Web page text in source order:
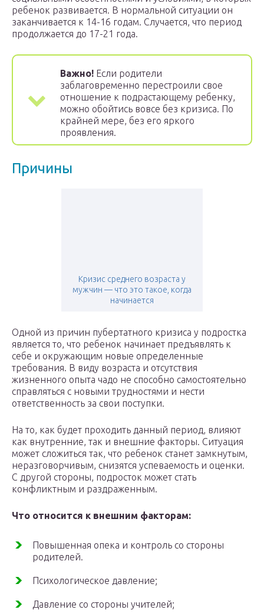
ребенок развивается. В нормальной ситуации он
заканчивается к 14-16 годам. Случается, что период
продолжается до 17-21 года.
Важно! Если родители
заблаговременно перестроили свое
отношение к подрастающему ребенку,
можно обойтись вовсе без кризиса. По
крайней мере, без его яркого
проявления.
Причины
Кризис среднего возраста у
мужчин — что это такое, когда
начинается
Одной из причин пубертатного кризиса у подростка
является то, что ребенок начинает предъявлять к
себе и окружающим новые определенные
требования. В виду возраста и отсутствия
жизненного опыта чадо не способно самостоятельно
справляться с новыми трудностями и нести
ответственность за свои поступки.
На то, как будет проходить данный период, влияют
как внутренние, так и внешние факторы. Ситуация
может сложиться так, что ребенок станет замкнутым,
неразговорчивым, снизятся успеваемость и оценки.
С другой стороны, подросток может стать
конфликтным и раздраженным.
Что относится к внешним факторам:
Повышенная опека и контроль со стороны
родителей.
Психологическое давление;
Давление со стороны учителей;